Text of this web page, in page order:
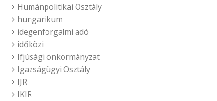
Humánpolitikai Osztály
hungarikum
idegenforgalmi adó
időközi
Ifjúsági önkormányzat
Igazságügyi Osztály
IJR
IKIR